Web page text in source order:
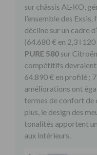
sur châssis AL-KO,
l’ensemble des
décline sur un cadre
(64.680 € en 2,3 l
PURE 580sur
compétitifs devraient
64.890 € en profilé ;
améliorations ont
termes de confort de
plus, le design des
tonalités apportent
aux intérieurs.